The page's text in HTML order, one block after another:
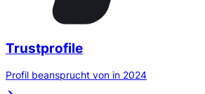
Trustprofile
Profil beansprucht von in 2024